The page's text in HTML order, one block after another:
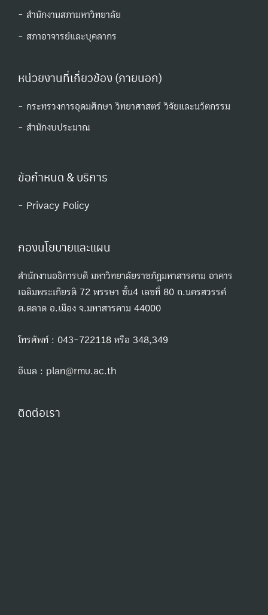
- สำนักงานสภามหาวิทยาลัย
- สภาอาจารย์และบุคลากร
หน่วยงานที่เกี่ยวข้อง (ภายนอก)
- กระทรวงการอุดมศึกษา วิทยาศาสตร์ วิจัยและนวัตกรรม
- สํานักงบประมาณ
ข้อกำหนด & บริการ
- Privacy Policy
กองนโยบายและแผน
สำนักงานอธิการบดี มหาวิทยาลัยราชภัฏมหาสารคาม อาคาร
เฉลิมพระเกียรติ 72 พรรษา ชั้น4 เลขที่ 80 ถ.นครสวรรค์
ต.ตลาด อ.เมือง จ.มหาสารคาม 44000
โทรศัพท์ : 043-722118 หรือ 348,349
อีเมล : plan@rmu.ac.th
ติดต่อเรา